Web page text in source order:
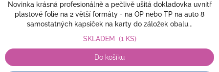
Novinka krásná profesionálně a pečlivě ušitá dokladovka uvnitř
plastové folie na 2 větší formáty - na OP nebo TP na auto 8
samostatných kapsiček na karty do záložek obalu...
SKLADEM (1 KS)
Do košíku